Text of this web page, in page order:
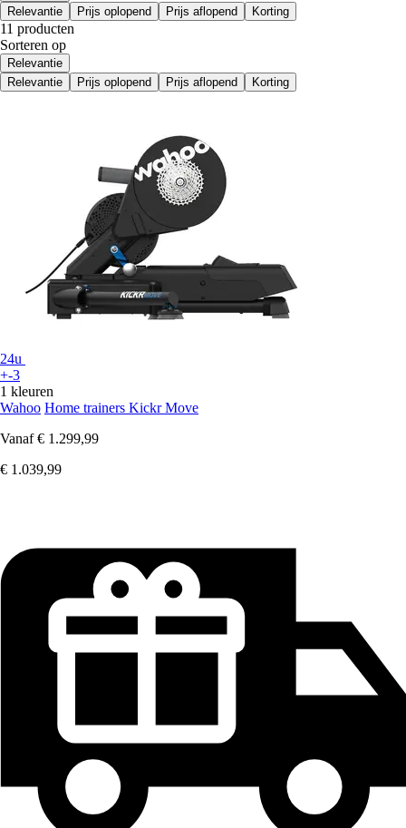
Relevantie
Prijs oplopend Prijs aflopend Korting
11 producten
Sorteren op
Relevantie
Relevantie
Prijs oplopend Prijs aflopend Korting
24u
+-3
1 kleuren
Wahoo Home trainers Kickr Move
Vanaf € 1.299,99
€ 1.039,99